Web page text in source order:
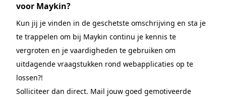
voor Maykin?
Kun jij je vinden in de geschetste omschrijving en sta je
te trappelen om bij Maykin continu je kennis te
vergroten en je vaardigheden te gebruiken om
uitdagende vraagstukken rond webapplicaties op te
lossen?!
Solliciteer dan direct. Mail jouw goed gemotiveerde